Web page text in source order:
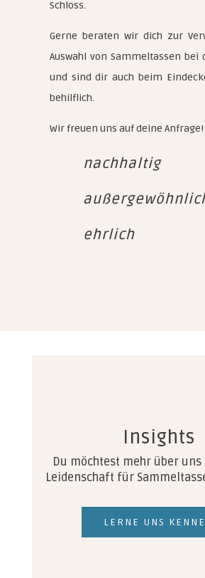
Schloss.
Gerne beraten wir dich zur
Auswahl von Sammeltassen bei
und sind dir auch beim
behilflich.
Wir freuen uns auf deine Anfrage!
nachhaltig
ehrlich
Insights
Du möchtest mehr über
Leidenschaft für
LERNE UNS